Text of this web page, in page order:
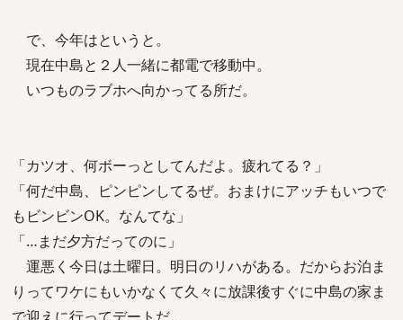
で、今年はというと。
現在中島と２人一緒に都電で移動中。
いつものラブホへ向かってる所だ。
「カツオ、何ボーっとしてんだよ。疲れてる？」
「何だ中島、ピンピンしてるぜ。おまけにアッチもいつで
もビンビンOK。なんてな」
「…まだ夕方だってのに」
運悪く今日は土曜日。明日のリハがある。だからお泊ま
りってワケにもいかなくて久々に放課後すぐに中島の家ま